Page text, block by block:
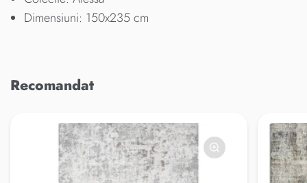
Dimensiuni: 150x235 cm
Recomandat